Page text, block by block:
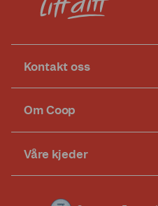
Kontakt oss
Om Coop
Våre kjeder